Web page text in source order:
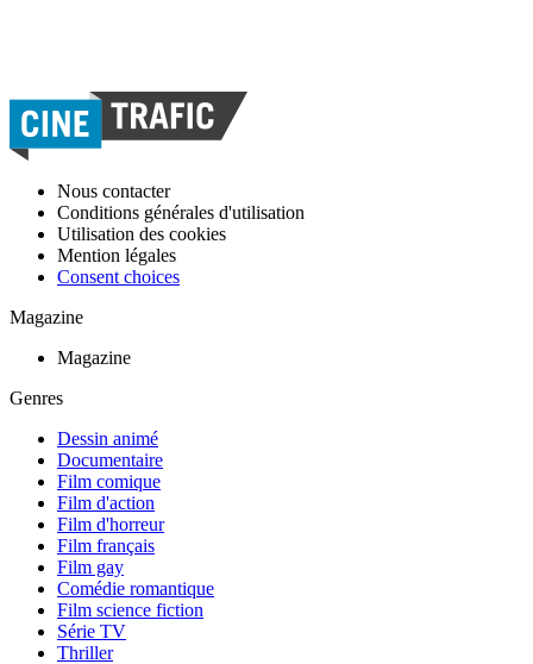
Nous contacter
Conditions générales d'utilisation
Utilisation des cookies
Mention légales
Consent choices
Magazine
Magazine
Genres
Dessin animé
Documentaire
Film comique
Film d'action
Film d'horreur
Film français
Film gay
Comédie romantique
Film science fiction
Série TV
Thriller